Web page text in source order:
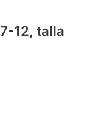
12, talla